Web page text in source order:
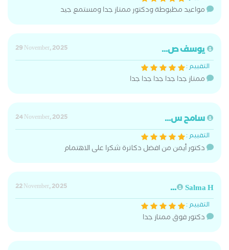
مواعيد مظبوطة ودكتور ممتاز جدا ومستمع جيد
يوسف ص...
29 November, 2025
التقييم :
ممتاز جدا جدا جدا جدا جدا
سامح س...
24 November, 2025
التقييم :
دكتور أيمن من افضل دكاترة شكرا على الاهتمام
Salma H...
22 November, 2025
التقييم :
دكتور فوق ممتاز جدا